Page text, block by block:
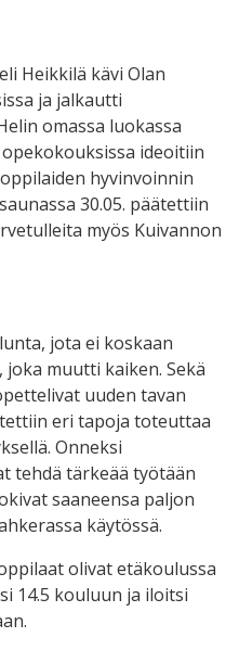
Heikkilä kävi Olan
ja jalkautti
omassa luokassa
ideoitiin
hyvinvoinnin
30.05. päätettiin
myös Kuivannon
jota ei koskaan
muutti kaiken. Sekä
uuden tavan
eri tapoja toteuttaa
Onneksi
tehdä tärkeää työtään
saaneensa paljon
käytössä.
olivat etäkoulussa
14.5 kouluun ja iloitsi